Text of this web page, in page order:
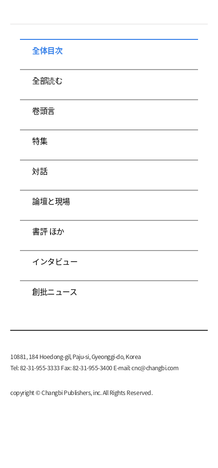
全体目次
全部読む
卷頭言
特集
対話
論壇と現場
書評 ほか
インタビュー
創批ニュース
10881, 184 Hoedong-gil, Paju-si, Gyeonggi-do, Korea
Tel: 82-31-955-3333 Fax: 82-31-955-3400 E-mail:cnc@changbi.com
copyright © Changbi Publishers, inc. All Rights Reserved.